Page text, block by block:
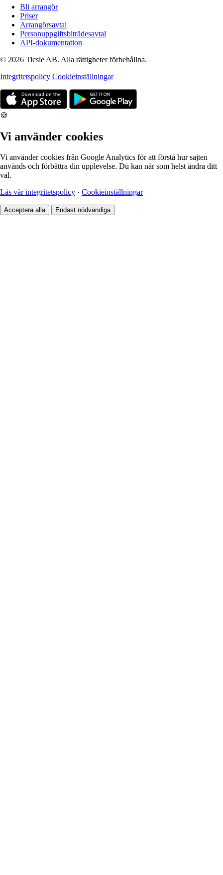
Bli arrangör
Priser
Arrangörsavtal
Personuppgiftsbiträdesavtal
API-dokumentation
© 2026 Ticsie AB. Alla rättigheter förbehållna.
Integritetspolicy Cookieinställningar
🍪
Vi använder cookies
Vi använder cookies från Google Analytics för att förstå hur sajten
används och förbättra din upplevelse. Du kan när som helst ändra ditt
val.
Läs vår integritetspolicy · Cookieinställningar
Acceptera alla Endast nödvändiga